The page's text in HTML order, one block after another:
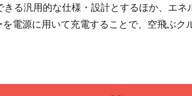
る汎用的な仕様・設計とするほか、エネ
電源に用いて充電することで、空飛ぶク